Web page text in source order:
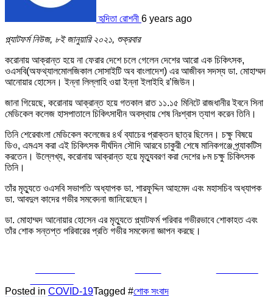
হৃদিতা রোশনী 6 years ago
প্ল্যাটফর্ম নিউজ, ৮ই জানুয়ারি ২০২১, শুক্রবার
করোনায় আক্রান্ত হয়ে না ফেরার দেশে চলে গেলেন দেশের আরো এক চিকিৎসক,
ওএসবি(অফথ্যালমোলজিকাল সোসাইটি অব বাংলাদেশ) এর আজীবন সদস্য ডা. মোহাম্মদ
আনোয়ার হোসেন। ইন্না লিল্লাহি ওয়া ইন্না ইলাইহি র’জিউন।
জানা গিয়েছে, করোনায় আক্রান্ত হয়ে গতকাল রাত ১১.১৫ মিনিটে রাজধানীর ইবনে সিনা
মেডিকেল কলেজ হাসপাতালে চিকিৎসাধীন অবস্থায় শেষ নিঃশ্বাস ত্যাগ করেন তিনি।
তিনি শেরেবাংলা মেডিকেল কলেজের ৪র্থ ব্যাচের প্রাক্তন ছাত্র ছিলেন। চক্ষু বিষয়ে
ডিও, এমএস করা এই চিকিৎসক দীর্ঘদিন সৌদি আরবে চাকুরী শেষে মানিকগঞ্জে প্র্যাকটিস
করতেন। উল্লেখ্য, করোনায় আক্রান্ত হয়ে মৃত্যুবরণ করা দেশের ৮ম চক্ষু চিকিৎসক
তিনি‌।
তাঁর মৃত্যুতে ওএসবি সভাপতি অধ্যাপক ডা. শারফুদ্দিন আহমেদ এবং মহাসচিব অধ্যাপক
ডা. আবদুল কাদের গভীর সমবেদনা জানিয়েছেন।
ডা. মোহাম্মদ আনোয়ার হোসেন এর মৃত্যুতে প্ল্যাটফর্ম পরিবার গভীরভাবে শোকাহত এবং
তাঁর শোক সন্তপ্ত পরিবারের প্রতি গভীর সমবেদনা জ্ঞাপন করছে।
Posted in COVID-19Tagged #শোক সংবাদ